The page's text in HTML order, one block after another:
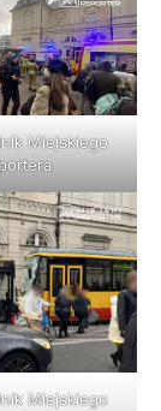
Miejskiego
Miejskiego